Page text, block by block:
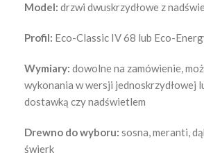
Model: drzwi dwuskrzydłowe z
Profil: Eco-Classic IV 68 lub Eco-
Wymiary: dowolne na zamówienie,
wykonania w wersji jednoskrzydłowej
dostawką czy nadświetlem
Drewno do wyboru: sosna, meranti,
świerk